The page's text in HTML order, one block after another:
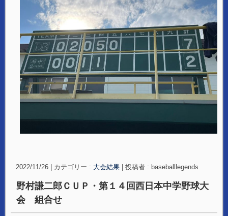
2022/11/26 | カテゴリー : 大会結果 | 投稿者 : baseballlegends
野村謙二郎ＣＵＰ・第１４回西日本中学野球大
会 組合せ